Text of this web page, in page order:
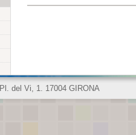
Pl. del Vi, 1. 17004 GIRONA